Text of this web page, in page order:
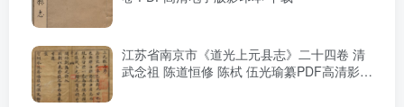
江苏省南京市《道光上元县志》二十四卷 清
武念祖 陈道恒修 陈栻 伍光瑜纂PDF高清影印